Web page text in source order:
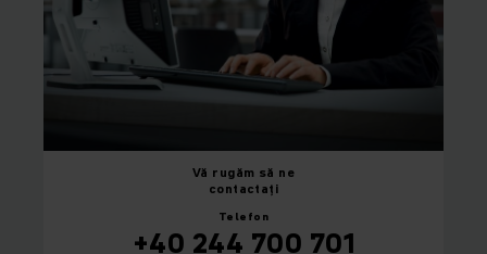
Vă rugăm să ne
contactați
Telefon
+40 244 700 701